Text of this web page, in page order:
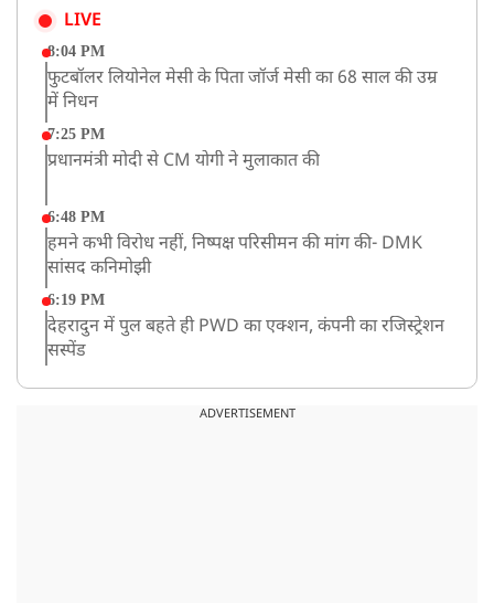
LIVE
8:04 PM
फुटबॉलर लियोनेल मेसी के पिता जॉर्ज मेसी का 68 साल की उम्र
में निधन
7:25 PM
प्रधानमंत्री मोदी से CM योगी ने मुलाकात की
6:48 PM
हमने कभी विरोध नहीं, निष्पक्ष परिसीमन की मांग की- DMK
सांसद कनिमोझी
6:19 PM
देहरादुन में पुल बहते ही PWD का एक्शन, कंपनी का रजिस्ट्रेशन
सस्पेंड
खराब मौसम की चेतावनी के कारण अमरनाथ यात्रा स्थगित
ADVERTISEMENT